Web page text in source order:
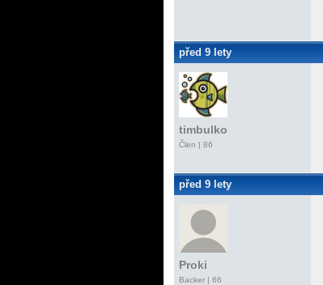
před 9 lety
timbulko
Člen | 86
před 9 lety
Proki
Backer | 66